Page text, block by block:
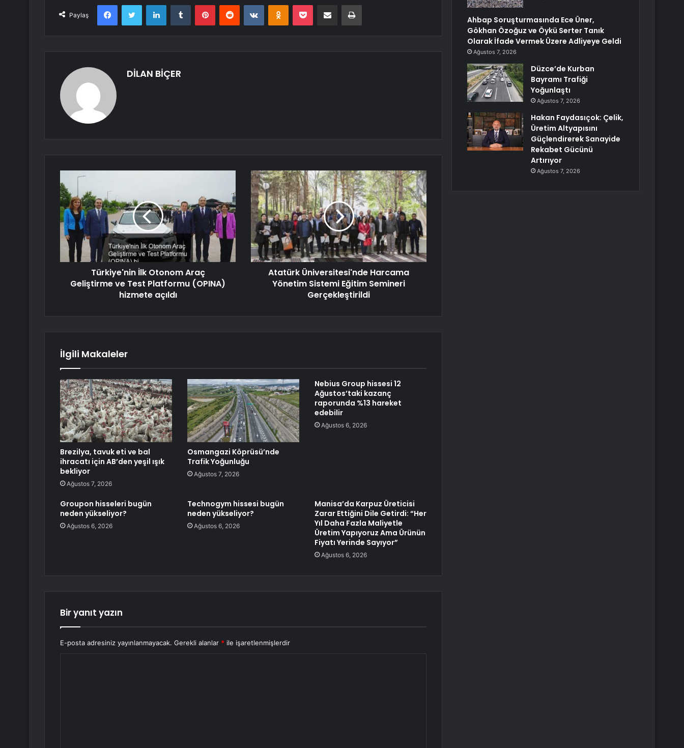
Paylaş
FacebookTwitter LinkedInTumblr PinterestReddit VKontakteOdnoklassniki
Pocket E-Posta ile paylaş Yazdır
DİLAN BİÇER
Türkiye'nin İlk Otonom Araç
Geliştirme ve Test Platformu (OPINA)
hizmete açıldı
Atatürk Üniversitesi'nde Harcama
Yönetim Sistemi Eğitim Semineri
Gerçekleştirildi
İlgili Makaleler
Brezilya, tavuk eti ve bal
ihracatı için AB’den yeşil ışık
bekliyor
Ağustos 7, 2026
Osmangazi Köprüsü’nde
Trafik Yoğunluğu
Ağustos 7, 2026
Nebius Group hissesi 12
Ağustos’taki kazanç
raporunda %13 hareket
edebilir
Ağustos 6, 2026
Groupon hisseleri bugün
neden yükseliyor?
Ağustos 6, 2026
Technogym hissesi bugün
neden yükseliyor?
Ağustos 6, 2026
Manisa’da Karpuz Üreticisi
Zarar Ettiğini Dile Getirdi: “Her
Yıl Daha Fazla Maliyetle
Üretim Yapıyoruz Ama Ürünün
Fiyatı Yerinde Sayıyor”
Ağustos 6, 2026
Bir yanıt yazın
E-posta adresiniz yayınlanmayacak. Gerekli alanlar * ile işaretlenmişlerdir
Ahbap Soruşturmasında Ece Üner,
Gökhan Özoğuz ve Öykü Serter Tanık
Olarak İfade Vermek Üzere Adliyeye Geldi
Ağustos 7, 2026
Düzce’de Kurban
Bayramı Trafiği
Yoğunlaştı
Ağustos 7, 2026
Hakan Faydasıçok: Çelik,
Üretim Altyapısını
Güçlendirerek Sanayide
Rekabet Gücünü
Artırıyor
Ağustos 7, 2026